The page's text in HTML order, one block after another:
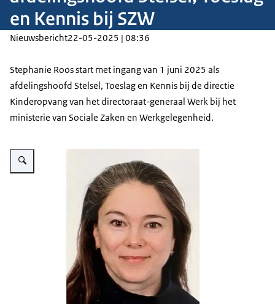
en Kennis bij SZW
Nieuwsbericht22-05-2025 | 08:36
Stephanie Roos start met ingang van 1 juni 2025 als
afdelingshoofd Stelsel, Toeslag en Kennis bij de directie
Kinderopvang van het directoraat-generaal Werk bij het
ministerie van Sociale Zaken en Werkgelegenheid.
Vergroot afbeelding Stephanie Roos